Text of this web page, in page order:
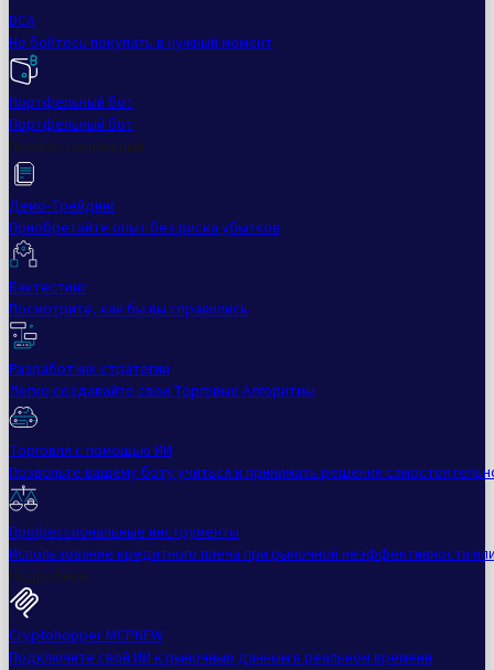
DCA
Не бойтесь покупать в нужный момент
Портфельный бот
Портфельный бот
Профессиональный
Демо-Трейдинг
Приобретайте опыт без риска убытков
Бэктестинг
Посмотрите, как бы вы справились
Разработчик стратегии
Легко создавайте свои Торговые Алгоритмы
Торговля с помощью ИИ
Позвольте вашему боту учиться и принимать решения
Профессиональные инструменты
Использование кредитного плеча при рыночной неэффективности
Подробнее
Cryptohopper MCPNEW
Подключите свой ИИ к рыночным данным в реальном времени